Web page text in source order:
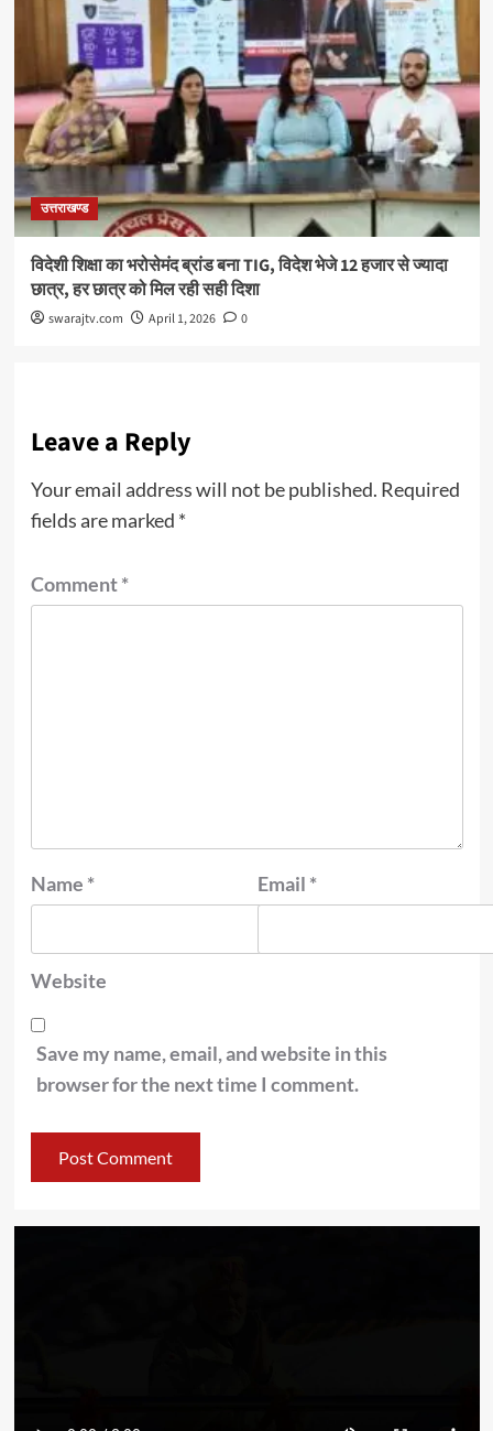
उत्तराखण्ड
विदेशी शिक्षा का भरोसेमंद ब्रांड बना TIG, विदेश भेजे 12 हजार से ज्यादा
छात्र, हर छात्र को मिल रही सही दिशा
swarajtv.com April 1, 2026 0
Leave a Reply
Your email address will not be published. Required
fields are marked *
Comment*
Name * Email *
Website
Save my name, email, and website in this
browser for the next time I comment.